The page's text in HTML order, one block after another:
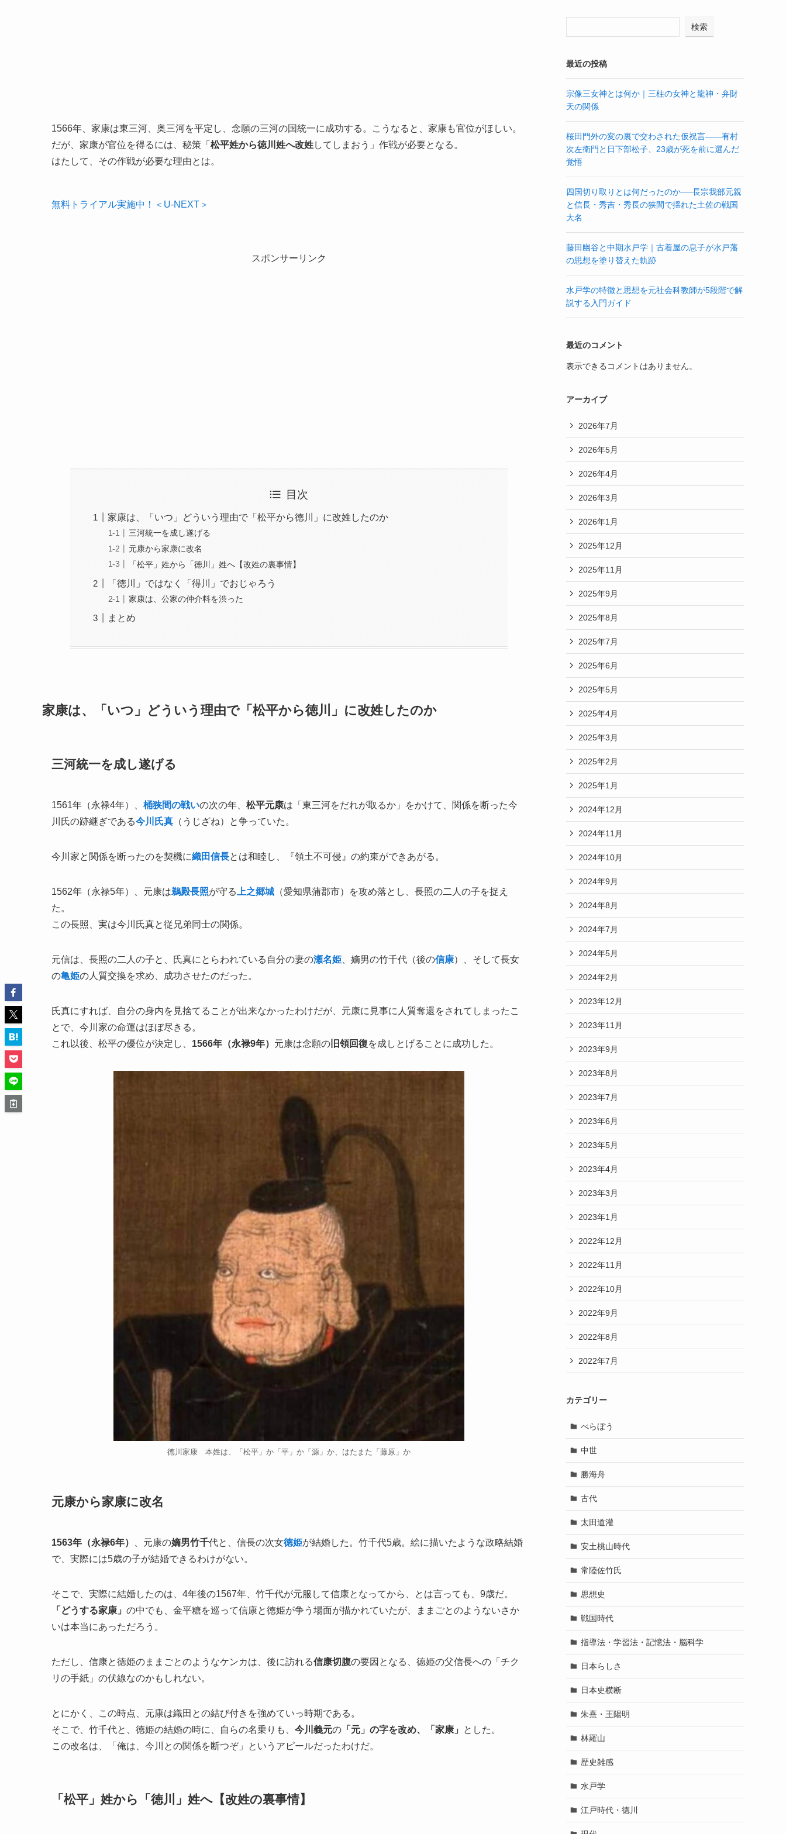
1566年、家康は東三河、奥三河を平定し、念願の三河の国統一に成功する。こうなると、家康も官位がほしい。
だが、家康が官位を得るには、秘策「 松平姓から徳川姓へ改姓してしまおう」作戦が必要となる。
はたして、その作戦が必要な理由とは。
無料トライアル実施中！＜U-NEXT＞
スポンサーリンク
目次
家康は、「いつ」どういう理由で「松平から徳川」に改姓したのか
三河統一を成し遂げる
元康から家康に改名
「松平」姓から「徳川」姓へ【改姓の裏事情】
「徳川」ではなく「得川」でおじゃろう
家康は、公家の仲介料を渋った
まとめ
家康は、「いつ」どういう理由で「松平から徳川」に改姓したのか
三河統一を成し遂げる
1561年（永禄4年）、 桶狭間の戦いの次の年、 松平元康は「東三河をだれが取るか」をかけて、関係を断った今
川氏の跡継ぎである今川氏真 （うじざね）と争っていた。
今川家と関係を断ったのを契機に織田信長とは和睦し、『領土不可侵』の約束ができあがる。
1562年（永禄5年）、元康は鵜殿長照が守る 上之郷城 （愛知県蒲郡市）を攻め落とし、長照の二人の子を捉え
た。
この長照、実は今川氏真と従兄弟同士の関係。
元信は、長照の二人の子と、氏真にとらわれている自分の妻の瀬名姫 、嫡男の竹千代（後の信康）、そして長女
の亀姫の人質交換を求め、成功させたのだった。
氏真にすれば、自分の身内を見捨てることが出来なかったわけだが、元康に見事に人質奪還をされてしまったこ
とで、今川家の命運はほぼ尽きる。
これ以後、松平の優位が決定し、 1566年（永禄9年） 元康は念願の 旧領回復を成しとげることに成功した。
徳川家康 本姓は、「松平」か「平」か「源」か、はたまた「藤原」か
元康から家康に改名
1563年（永禄6年） 、元康の嫡男竹千代と、信長の次女徳姫が結婚した。竹千代5歳。絵に描いたような政略結婚
で、実際には5歳の子が結婚できるわけがない。
そこで、実際に結婚したのは、4年後の1567年、竹千代が元服して信康となってから、とは言っても、9歳だ。
「どうする家康」 の中でも、金平糖を巡って信康と徳姫が争う場面が描かれていたが、ままごとのようないさか
いは本当にあっただろう。
ただし、信康と徳姫のままごとのようなケンカは、後に訪れる信康切腹の要因となる、徳姫の父信長への「チク
リの手紙」の伏線なのかもしれない。
とにかく、この時点、元康は織田との結び付きを強めていっ時期である。
そこで、竹千代と、徳姫の結婚の時に、自らの名乗りも、 今川義元の 「元」の字を改め、「家康」
とした。
この改名は、「俺は、今川との関係を断つぞ」というアピールだったわけだ。
「松平」姓から「徳川」姓へ【改姓の裏事情】
検索
最近の投稿
宗像三女神とは何か｜三柱の女神と龍神・弁財
天の関係
桜田門外の変の裏で交わされた仮祝言——有村
次左衛門と日下部松子、23歳が死を前に選んだ
覚悟
四国切り取りとは何だったのか──長宗我部元親
と信長・秀吉・秀長の狭間で揺れた土佐の戦国
大名
藤田幽谷と中期水戸学｜古着屋の息子が水戸藩
の思想を塗り替えた軌跡
水戸学の特徴と思想を元社会科教師が5段階で解
説する入門ガイド
最近のコメント
表示できるコメントはありません。
アーカイブ
2026年7月
2026年5月
2026年4月
2026年3月
2026年1月
2025年12月
2025年11月
2025年9月
2025年8月
2025年7月
2025年6月
2025年5月
2025年4月
2025年3月
2025年2月
2025年1月
2024年12月
2024年11月
2024年10月
2024年9月
2024年8月
2024年7月
2024年5月
2024年2月
2023年12月
2023年11月
2023年9月
2023年8月
2023年7月
2023年6月
2023年5月
2023年4月
2023年3月
2023年1月
2022年12月
2022年11月
2022年10月
2022年9月
2022年8月
2022年7月
カテゴリー
べらぼう
中世
勝海舟
古代
太田道灌
安土桃山時代
常陸佐竹氏
思想史
戦国時代
指導法・学習法・記憶法・脳科学
日本らしさ
日本史横断
朱熹・王陽明
林羅山
歴史雑感
水戸学
江戸時代・徳川